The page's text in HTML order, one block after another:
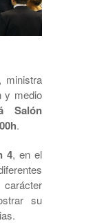
, ministra
y medio
Salón
.
4, en el
su